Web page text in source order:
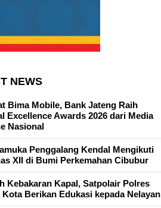
NEWS
Bima Mobile, Bank Jateng Raih
Excellence Awards 2026 dari Media
Nasional
Penggalang Kendal Mengikuti
XII di Bumi Perkemahan Cibubur
Kebakaran Kapal, Satpolair Polres
Kota Berikan Edukasi kepada Nelayan